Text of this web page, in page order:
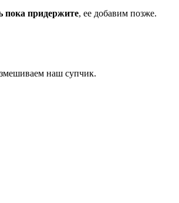
пока придержите, ее добавим позже.
наш супчик.